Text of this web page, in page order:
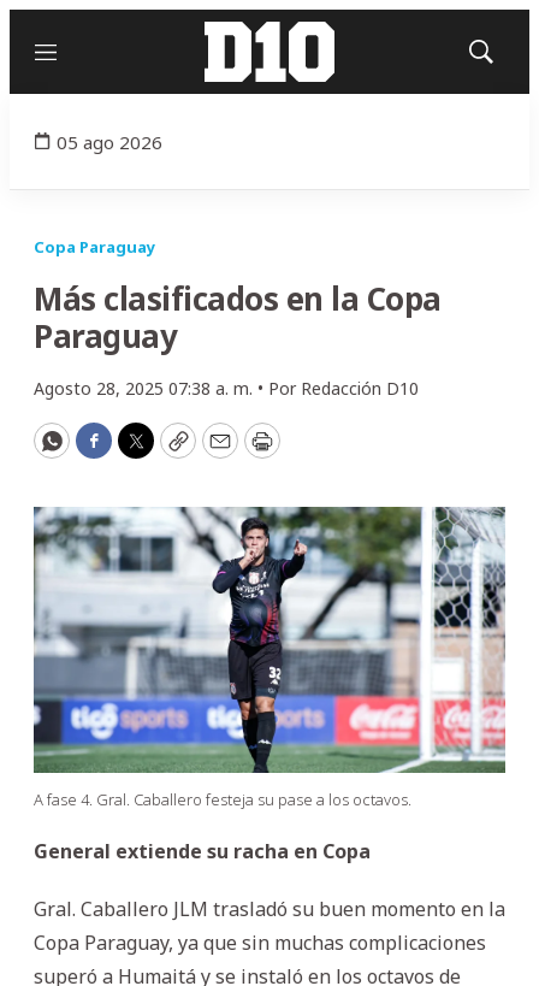
Menú
Mostrar
05 ago 2026
Copa Paraguay
Más clasificados en la Copa
Paraguay
Agosto 28, 2025 07:38 a. m. • Por Redacción D10
WhatsApp
Facebook
Twitter
CopyEmailPrint
A fase 4. Gral. Caballero festeja su pase a los octavos.
General extiende su racha en Copa
Gral. Caballero JLM trasladó su buen momento en la
Copa Paraguay, ya que sin muchas complicaciones
superó a Humaitá y se instaló en los octavos de